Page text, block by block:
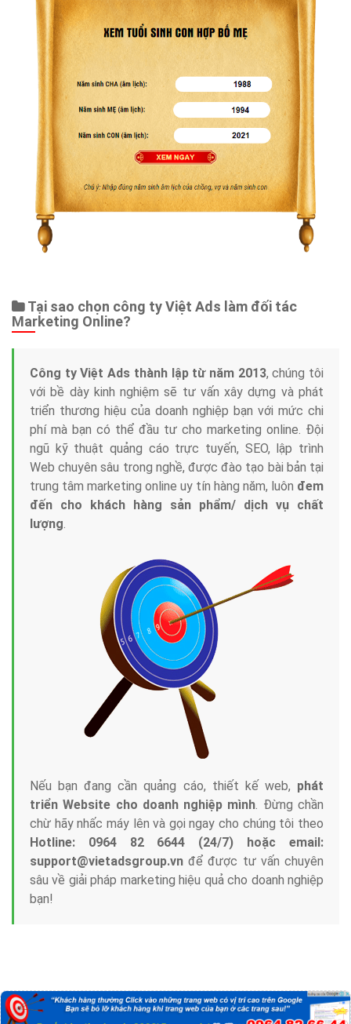
Tại sao chọn công ty Việt Ads làm đối tác
Marketing Online?
Công ty Việt Ads thành lập từ năm 2013, chúng tôi
với bề dày kinh nghiệm sẽ tư vấn xây dựng và phát
triển thương hiệu của doanh nghiệp bạn với mức chi
phí mà bạn có thể đầu tư cho marketing online. Đội
ngũ kỹ thuật quảng cáo trực tuyến, SEO, lập trình
Web chuyên sâu trong nghề, được đào tạo bài bản tại
trung tâm marketing online uy tín hàng năm, luôn đem
đến cho khách hàng sản phẩm/ dịch vụ chất
lượng.
Nếu bạn đang cần quảng cáo, thiết kế web, phát
triển Website cho doanh nghiệp mình. Đừng chần
chừ hãy nhấc máy lên và gọi ngay cho chúng tôi theo
Hotline: 0964 82 6644 (24/7) hoặc email:
support@vietadsgroup.vn để được tư vấn chuyên
sâu về giải pháp marketing hiệu quả cho doanh nghiệp
bạn!